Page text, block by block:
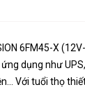
6FM45-X
ứng dụng như
Với tuổi thọ